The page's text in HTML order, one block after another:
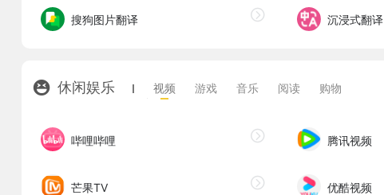
搜狗图片翻译 沉浸式翻译
休闲娱乐 视频 游戏 音乐 阅读 购物
哔哩哔哩 腾讯视频
芒果TV 优酷视频